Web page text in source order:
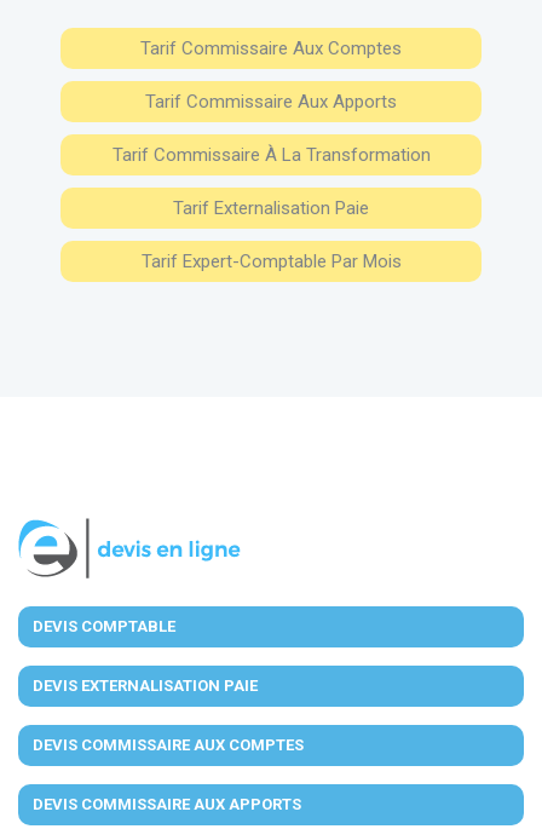
Tarif Commissaire Aux Comptes
Tarif Commissaire Aux Apports
Tarif Commissaire À La Transformation
Tarif Externalisation Paie
Tarif Expert-Comptable Par Mois
DEVIS COMPTABLE
DEVIS EXTERNALISATION PAIE
DEVIS COMMISSAIRE AUX COMPTES
DEVIS COMMISSAIRE AUX APPORTS